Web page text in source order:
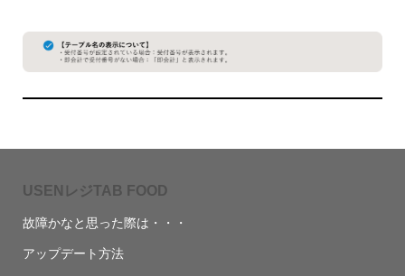
USENレジTAB FOOD
故障かなと思った際は・・・
アップデート方法